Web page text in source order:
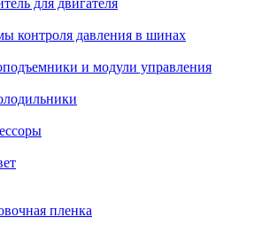
для двигателя
контроля давления в шинах
и модули управления
пленка